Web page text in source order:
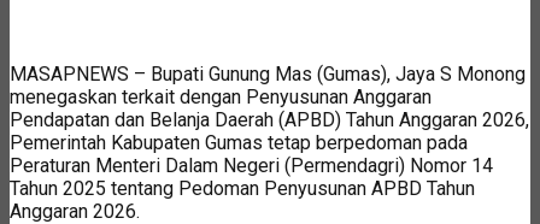
MASAPNEWS – Bupati Gunung Mas (Gumas), Jaya S Monong
menegaskan terkait dengan Penyusunan Anggaran
Pendapatan dan Belanja Daerah (APBD) Tahun Anggaran 2026,
Pemerintah Kabupaten Gumas tetap berpedoman pada
Peraturan Menteri Dalam Negeri (Permendagri) Nomor 14
Tahun 2025 tentang Pedoman Penyusunan APBD Tahun
Anggaran 2026.